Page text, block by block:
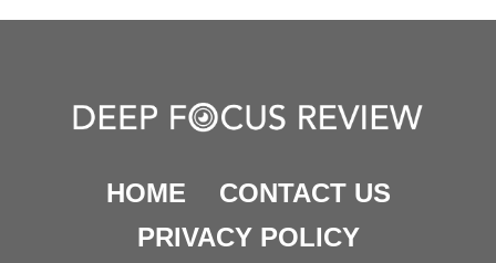
HOME
CONTACT US
PRIVACY POLICY